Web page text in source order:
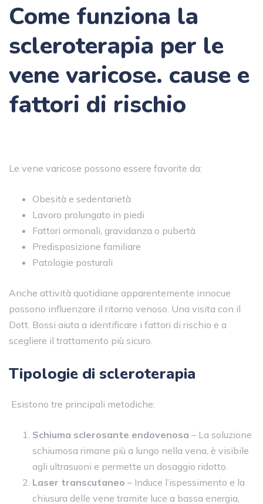
Come funziona la
scleroterapia per le
vene varicose. cause e
fattori di rischio
Le vene varicose possono essere favorite da:
Obesità e sedentarietà
Lavoro prolungato in piedi
Fattori ormonali, gravidanza o pubertà
Predisposizione familiare
Patologie posturali
Anche attività quotidiane apparentemente innocue
possono influenzare il ritorno venoso. Una visita con il
Dott. Bossi aiuta a identificare i fattori di rischio e a
scegliere il trattamento più sicuro.
Tipologie di scleroterapia
Esistono tre principali metodiche:
Schiuma sclerosante endovenosa – La soluzione
schiumosa rimane più a lungo nella vena, è visibile
agli ultrasuoni e permette un dosaggio ridotto.
Laser transcutaneo – Induce l’ispessimento e la
chiusura delle vene tramite luce a bassa energia,